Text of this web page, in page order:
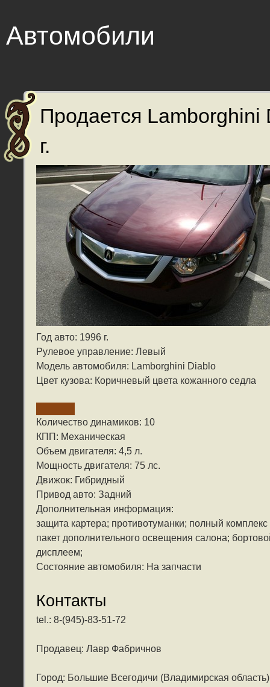
Автомобили
Продается Lamborghini
г.
Год авто: 1996 г.
Рулевое управление: Левый
Модель автомобиля: Lamborghini Diablo
Цвет кузова: Коричневый цвета кожанного седла
Количество динамиков: 10
КПП: Механическая
Объем двигателя: 4,5 л.
Мощность двигателя: 75 лс.
Движок: Гибридный
Привод авто: Задний
Дополнительная информация:
защита картера; противотуманки; полный комплекс
пакет дополнительного освещения салона;
дисплеем;
Состояние автомобиля: На запчасти
Контакты
tel.: 8-(945)-83-51-72
Продавец: Лавр Фабричнов
Город: Большие Всегодичи (Владимирская область)